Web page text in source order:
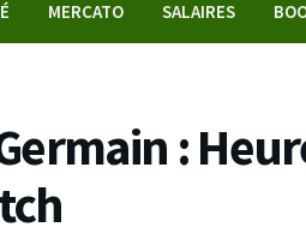
MERCATO SALAIRES
: